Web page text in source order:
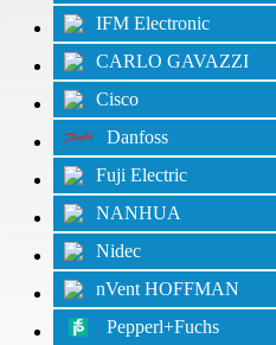
IFM Electronic
CARLO GAVAZZI
Cisco
Danfoss
Fuji Electric
NANHUA
Nidec
nVent HOFFMAN
Pepperl+Fuchs